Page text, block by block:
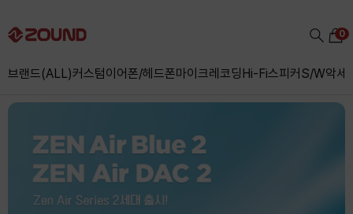
브랜드(ALL)커스텀이어폰/헤드폰마이크레코딩 Hi-Fi스피커 S/W악세
0